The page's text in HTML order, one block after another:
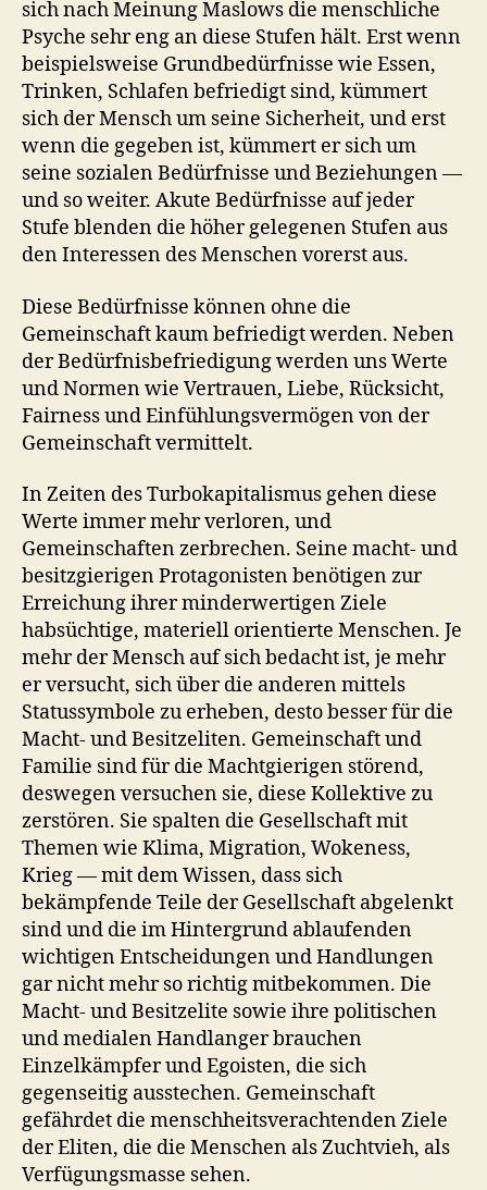
sich nach Meinung Maslows die menschliche
Psyche sehr eng an diese Stufen hält. Erst wenn
beispielsweise Grundbedürfnisse wie Essen,
Trinken, Schlafen befriedigt sind, kümmert
sich der Mensch um seine Sicherheit, und erst
wenn die gegeben ist, kümmert er sich um
seine sozialen Bedürfnisse und Beziehungen —
und so weiter. Akute Bedürfnisse auf jeder
Stufe blenden die höher gelegenen Stufen aus
den Interessen des Menschen vorerst aus.
Diese Bedürfnisse können ohne die
Gemeinschaft kaum befriedigt werden. Neben
der Bedürfnisbefriedigung werden uns Werte
und Normen wie Vertrauen, Liebe, Rücksicht,
Fairness und Einfühlungsvermögen von der
Gemeinschaft vermittelt.
In Zeiten des Turbokapitalismus gehen diese
Werte immer mehr verloren, und
Gemeinschaften zerbrechen. Seine macht- und
besitzgierigen Protagonisten benötigen zur
Erreichung ihrer minderwertigen Ziele
habsüchtige, materiell orientierte Menschen. Je
mehr der Mensch auf sich bedacht ist, je mehr
er versucht, sich über die anderen mittels
Statussymbole zu erheben, desto besser für die
Macht- und Besitzeliten. Gemeinschaft und
Familie sind für die Machtgierigen störend,
deswegen versuchen sie, diese Kollektive zu
zerstören. Sie spalten die Gesellschaft mit
Themen wie Klima, Migration, Wokeness,
Krieg — mit dem Wissen, dass sich
bekämpfende Teile der Gesellschaft abgelenkt
sind und die im Hintergrund ablaufenden
wichtigen Entscheidungen und Handlungen
gar nicht mehr so richtig mitbekommen. Die
Macht- und Besitzelite sowie ihre politischen
und medialen Handlanger brauchen
Einzelkämpfer und Egoisten, die sich
gegenseitig ausstechen. Gemeinschaft
gefährdet die menschheitsverachtenden Ziele
der Eliten, die die Menschen als Zuchtvieh, als
Verfügungsmasse sehen.